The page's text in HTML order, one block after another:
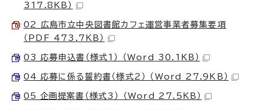
317.8KB）
02_広島市立中央図書館カフェ運営事業者募集要項
（PDF 473.7KB）
03_応募申込書（様式1） （Word 30.1KB）
04_応募に係る誓約書（様式2） （Word 27.9KB）
05_企画提案書（様式3） （Word 27.5KB）